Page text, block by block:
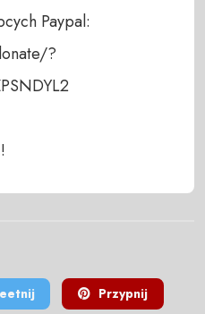
Paypal:
?
Przypnij